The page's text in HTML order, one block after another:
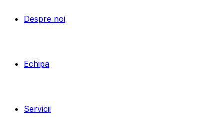
Despre noi
Echipa
Servicii